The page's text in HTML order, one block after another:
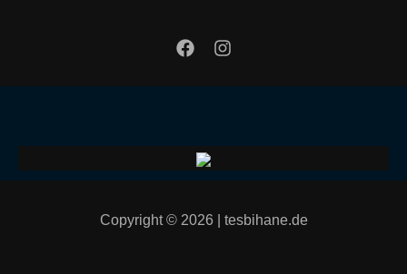
Copyright © 2026 | tesbihane.de